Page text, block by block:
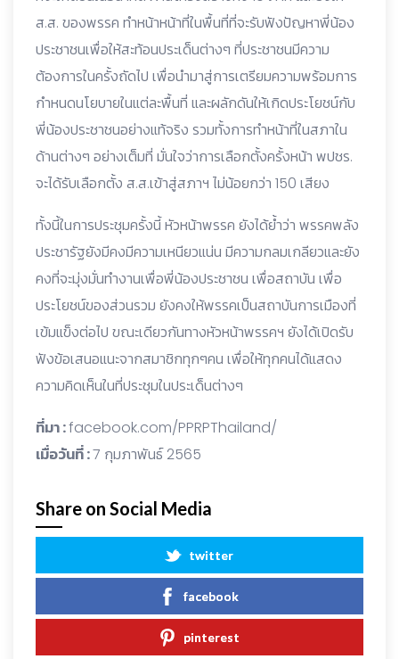
ส.ส. ของพรรค ทำหน้าหน้าที่ในพื้นที่ที่จะรับฟังปัญหาพี่น้อง
ประชาชนเพื่อให้สะท้อนประเด็นต่างๆ ที่ประชาชนมีความ
ต้องการในครั้งถัดไป เพื่อนำมาสู่การเตรียมความพร้อมการ
กำหนดนโยบายในแต่ละพื้นที่ และผลักดันให้เกิดประโยชน์กับ
พี่น้องประชาชนอย่างแท้จริง รวมทั้งการทำหน้าที่ในสภาใน
ด้านต่างๆ อย่างเต็มที่ มั่นใจว่าการเลือกตั้งครั้งหน้า พปชร.
จะได้รับเลือกตั้ง ส.ส.เข้าสู่สภาฯ ไม่น้อยกว่า 150 เสียง
ทั้งนี้ในการประชุมครั้งนี้ หัวหน้าพรรค ยังได้ย้ำว่า พรรคพลัง
ประชารัฐยังมีคงมีความเหนียวแน่น มีความกลมเกลียวและยัง
คงที่จะมุ่งมั่นทำงานเพื่อพี่น้องประชาชน เพื่อสถาบัน เพื่อ
ประโยชน์ของส่วนรวม ยังคงให้พรรคเป็นสถาบันการเมืองที่
เข้มแข็งต่อไป ขณะเดียวกันทางหัวหน้าพรรคฯ ยังได้เปิดรับ
ฟังข้อเสนอแนะจากสมาชิกทุกๆคน เพื่อให้ทุกคนได้แสดง
ความคิดเห็นในที่ประชุมในประเด็นต่างๆ
ที่มา :facebook.com/PPRPThailand/
เมื่อวันที่ :7 กุมภาพันธ์ 2565
Share on Social Media
twitter
facebook
pinterest